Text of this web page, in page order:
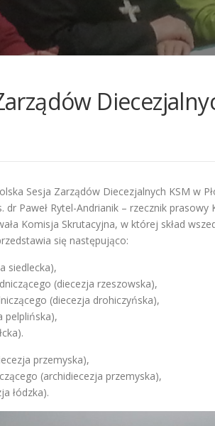
Sesja Zarządów Diecezjalnych KSM w
Paweł Rytel-Andrianik – rzecznik
Komisja Skrutacyjna, w której skład
się następująco:
siedlecka),
(diecezja rzeszowska),
(diecezja drohiczyńska),
pelplińska),
przemyska),
(archidiecezja przemyska),
łódzka).